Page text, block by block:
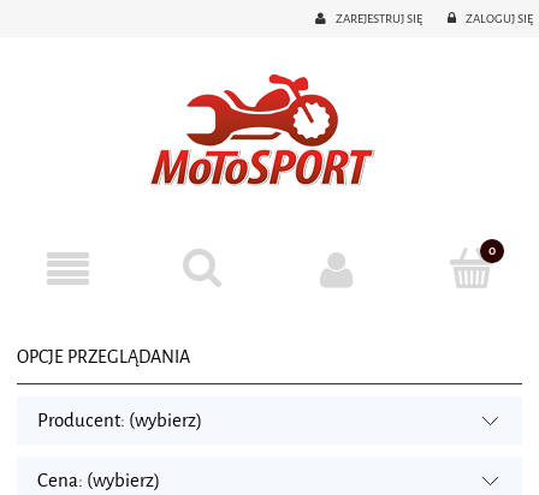
ZAREJESTRUJ SIĘ ZALOGUJ SIĘ
OPCJE PRZEGLĄDANIA
Producent: (wybierz)
Cena: (wybierz)